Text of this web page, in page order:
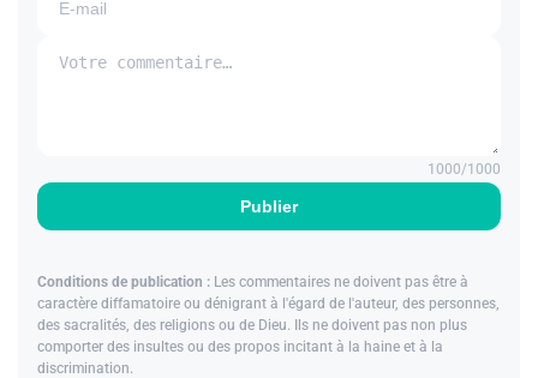
Publier
1000/1000
Conditions de publication : Les commentaires ne doivent pas être à
caractère diffamatoire ou dénigrant à l'égard de l'auteur, des personnes,
des sacralités, des religions ou de Dieu. Ils ne doivent pas non plus
comporter des insultes ou des propos incitant à la haine et à la
discrimination.